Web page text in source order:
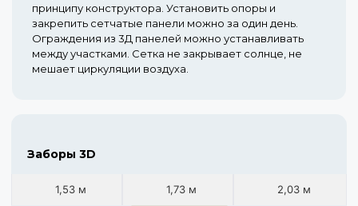
принципу конструктора. Установить опоры и
закрепить сетчатые панели можно за один день.
Ограждения из 3Д панелей можно устанавливать
между участками. Сетка не закрывает солнце, не
мешает циркуляции воздуха.
Заборы 3D
1,53 м 1,73 м
2,03 м